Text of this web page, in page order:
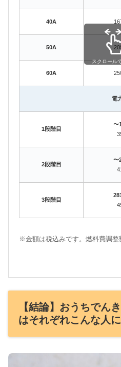
40A
50A
60A
電
1段階目
〜
2段階目
〜
3段階目
スクロール
※金額は税込みです。燃料費調整
【結論】おうちでん
はそれぞれこんな人